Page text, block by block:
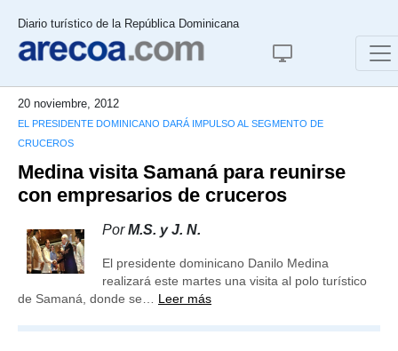
Diario turístico de la República Dominicana
20 noviembre, 2012
EL PRESIDENTE DOMINICANO DARÁ IMPULSO AL SEGMENTO DE
CRUCEROS
Medina visita Samaná para reunirse
con empresarios de cruceros
PorM.S. y J. N.
El presidente dominicano Danilo Medina
realizará este martes una visita al polo turístico
de Samaná, donde se… Leer más